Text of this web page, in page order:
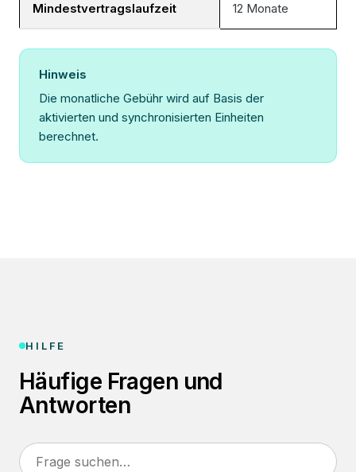
Mindestvertragslaufzeit 12 Monate
Hinweis
Die monatliche Gebühr wird auf Basis der
aktivierten und synchronisierten Einheiten
berechnet.
HILFE
Häufige Fragen und
Antworten